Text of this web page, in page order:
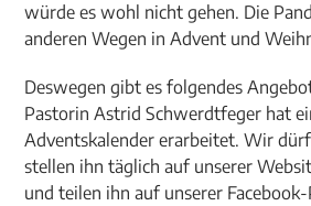
würde es wohl nicht gehen. Die
anderen Wegen in Advent und
Deswegen gibt es folgendes
Pastorin Astrid Schwerdtfeger hat
Adventskalender erarbeitet. Wir
stellen ihn täglich auf unserer
und teilen ihn auf unserer Facebook-